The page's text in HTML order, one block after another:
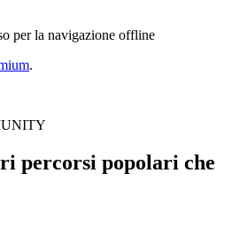
per la navigazione offline
.
percorsi popolari che